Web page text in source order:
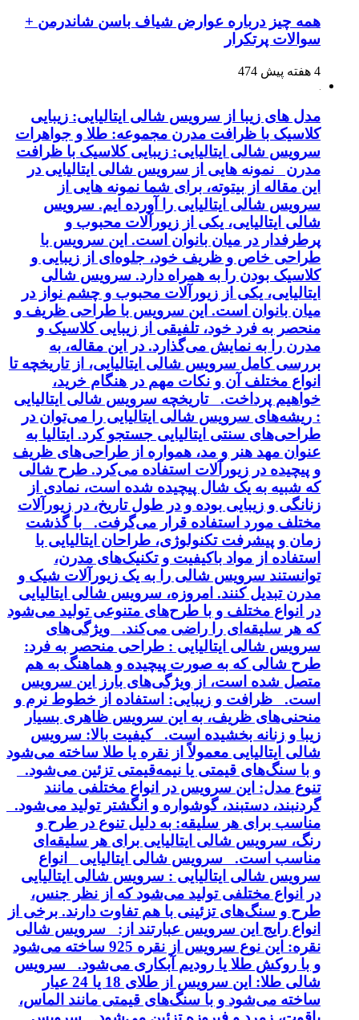
همه چیز درباره عوارض شیاف باسن شاندرمن +
سوالات پرتکرار
4 هفته پیش 474
مدل های زیبا از سرویس شالی ایتالیایی: زیبایی
کلاسیک با ظرافت مدرن مجموعه: طلا و جواهرات
سرویس شالی ایتالیایی: زیبایی کلاسیک با ظرافت
مدرن نمونه هایی از سرویس شالی ایتالیایی در
این مقاله از بیتوته، برای شما نمونه هایی از
سرویس شالی ایتالیایی را آورده ایم. سرویس
شالی ایتالیایی، یکی از زیورآلات محبوب و
پرطرفدار در میان بانوان است. این سرویس با
طراحی خاص و ظریف خود، جلوه‌ای از زیبایی و
کلاسیک بودن را به همراه دارد. سرویس شالی
ایتالیایی، یکی از زیورآلات محبوب و چشم نواز در
میان بانوان است. این سرویس با طراحی ظریف و
منحصر به فرد خود، تلفیقی از زیبایی کلاسیک و
مدرن را به نمایش می‌گذارد. در این مقاله، به
بررسی کامل سرویس شالی ایتالیایی، از تاریخچه تا
انواع مختلف آن و نکات مهم در هنگام خرید،
خواهیم پرداخت. تاریخچه سرویس شالی ایتالیایی
: ریشه‌های سرویس شالی ایتالیایی را می‌توان در
طراحی‌های سنتی ایتالیایی جستجو کرد. ایتالیا به
عنوان مهد هنر و مد، همواره از طراحی‌های ظریف
و پیچیده در زیورآلات استفاده می‌کرد. طرح شالی
که شبیه به یک شال پیچیده شده است، نمادی از
زنانگی و زیبایی بوده و در طول تاریخ، در زیورآلات
مختلف مورد استفاده قرار می‌گرفت. با گذشت
زمان و پیشرفت تکنولوژی، طراحان ایتالیایی با
استفاده از مواد باکیفیت و تکنیک‌های مدرن،
توانستند سرویس شالی را به یک زیورآلات شیک و
مدرن تبدیل کنند. امروزه، سرویس شالی ایتالیایی
در انواع مختلف و با طرح‌های متنوعی تولید می‌شود
که هر سلیقه‌ای را راضی می‌کند. ویژگی‌های
سرویس شالی ایتالیایی : طراحی منحصر به فرد:
طرح شالی که به صورت پیچیده و هماهنگ به هم
متصل شده است، از ویژگی‌های بارز این سرویس
است. ظرافت و زیبایی: استفاده از خطوط نرم و
منحنی‌های ظریف، به این سرویس ظاهری بسیار
زیبا و زنانه بخشیده است. کیفیت بالا: سرویس
شالی ایتالیایی معمولاً از نقره یا طلا ساخته می‌شود
و با سنگ‌های قیمتی یا نیمه‌قیمتی تزئین می‌شود.
تنوع مدل: این سرویس در انواع مختلفی مانند
گردنبند، دستبند، گوشواره و انگشتر تولید می‌شود.
مناسب برای هر سلیقه: به دلیل تنوع در طرح و
رنگ، سرویس شالی ایتالیایی برای هر سلیقه‌ای
مناسب است. سرویس شالی ایتالیایی انواع
سرویس شالی ایتالیایی : سرویس شالی ایتالیایی
در انواع مختلفی تولید می‌شود که از نظر جنس،
طرح و سنگ‌های تزئینی با هم تفاوت دارند. برخی از
انواع رایج این سرویس عبارتند از: سرویس شالی
نقره: این نوع سرویس از نقره 925 ساخته می‌شود
و با روکش طلا یا رودیم آبکاری می‌شود. سرویس
شالی طلا: این سرویس از طلای 18 یا 24 عیار
ساخته می‌شود و با سنگ‌های قیمتی مانند الماس،